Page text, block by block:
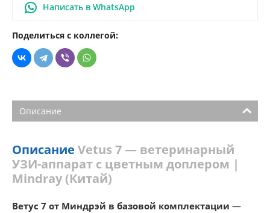
Написать в WhatsApp
Поделиться с коллегой:
Описание
Описание Vetus 7 — ветеринарный
УЗИ-аппарат с цветным доплером |
Mindray (Китай)
Ветус 7 от Миндрэй в базовой комплектации —